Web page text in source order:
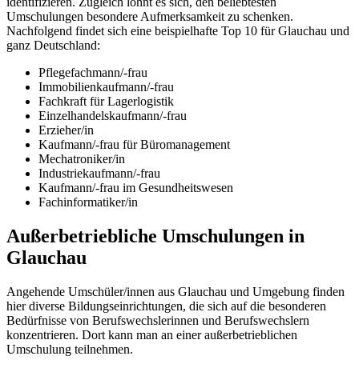
Umschulungen besondere Aufmerksamkeit zu schenken.
Nachfolgend findet sich eine beispielhafte Top 10 für Glauchau und
ganz Deutschland:
Pflegefachmann/-frau
Immobilienkaufmann/-frau
Fachkraft für Lagerlogistik
Einzelhandelskaufmann/-frau
Erzieher/in
Kaufmann/-frau für Büromanagement
Mechatroniker/in
Industriekaufmann/-frau
Kaufmann/-frau im Gesundheitswesen
Fachinformatiker/in
Außerbetriebliche Umschulungen in
Glauchau
Angehende Umschüler/innen aus Glauchau und Umgebung finden
hier diverse Bildungseinrichtungen, die sich auf die besonderen
Bedürfnisse von Berufswechslerinnen und Berufswechslern
konzentrieren. Dort kann man an einer außerbetrieblichen
Umschulung teilnehmen.